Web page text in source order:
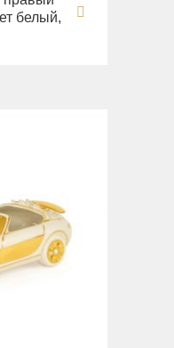
белый,